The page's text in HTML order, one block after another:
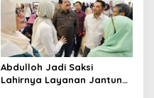
Abdulloh Jadi Saksi
Lahirnya Layanan Jantung